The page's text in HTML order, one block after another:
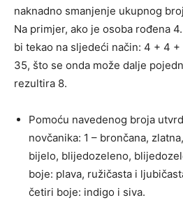
naknadno smanjenje ukupnog
Na primjer, ako je osoba rođena
bi tekao na sljedeći način: 4 + 4
35, što se onda može dalje
rezultira 8.
Pomoću navedenog broja
novčanika: 1 – brončana,
bijelo, blijedozeleno,
boje: plava, ružičasta i
četiri boje: indigo i siva.